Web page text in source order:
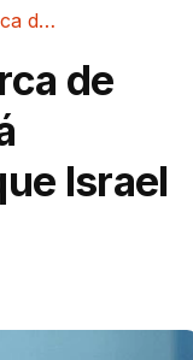
La Casa Blanca se desmarca de Netanyahu: EE.UU...
de
Israel